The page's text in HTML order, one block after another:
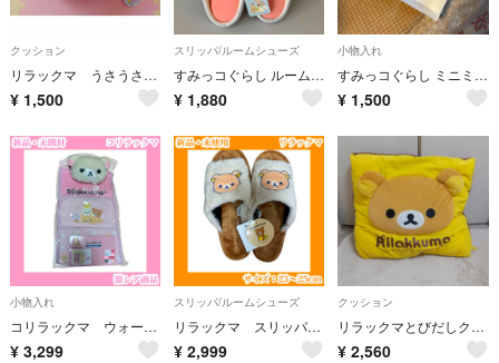
クッション
リラックマ うさうさベビー もちもちフェイスクッション〈コリラックマ〉
¥ 1,500
スリッパ/ルームシューズ
すみっコぐらし ルームシューズ スリッパ
¥ 1,880
小物入れ
すみっコぐらし ミニミニチェスト 小物入れ、ダイソー磁石付きミニボックス3個
¥ 1,500
小物入れ
コリラックマ ウォールポケット サンエックス ピンク クマ 平成 ベア 白い
¥ 3,299
スリッパ/ルームシューズ
リラックマ スリッパ サンエックス 232425cm ブラウン ファー素材 ベア
¥ 2,999
クッション
リラックマとびだしクッション
¥ 2,560